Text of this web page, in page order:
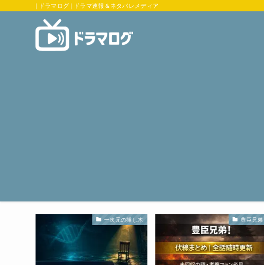
| ドラマログ | ドラマ速報＆ネタバレメディア
一次元の挿し木 豊臣兄弟